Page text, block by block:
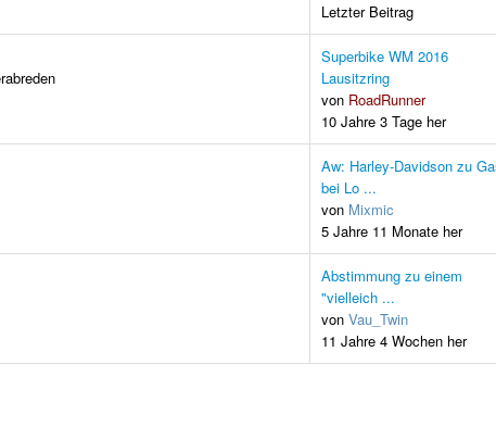
Letzter Beitrag
Superbike WM 2016
Lausitzring
von RoadRunner
10 Jahre 3 Tage her
Aw: Harley-Davidson zu
bei Lo ...
von Mixmic
5 Jahre 11 Monate her
Abstimmung zu einem
"vielleich ...
von Vau_Twin
11 Jahre 4 Wochen her